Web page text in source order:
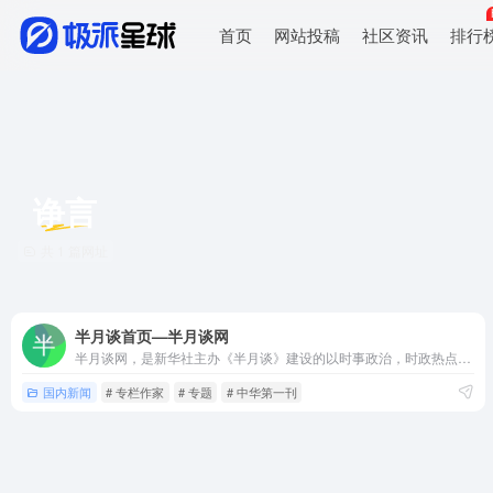
首页 网站投稿 社区资讯 排行
诤言
半月谈首页—半月谈网
国内新闻 # 专栏作家 # 专题 # 中华第一刊